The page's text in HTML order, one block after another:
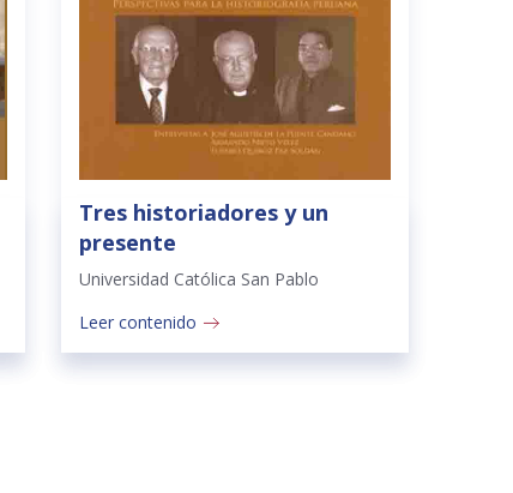
Tres historiadores y un
presente
Universidad Católica San Pablo
Leer contenido